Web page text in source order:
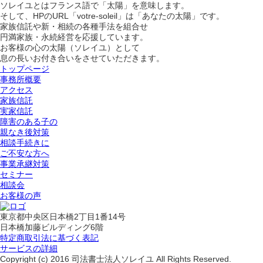
ソレイユとはフランス語で「太陽」を意味します。
そして、HPのURL「votre-soleil」は「あなたの太陽」です。
家族信託や新・相続の各種手法を組合せ
円満家族・永続経営を応援しています。
お客様の心の太陽（ソレイユ）として
息の長いお付き合いをさせていただきます。
トップページ
事務所概要
アクセス
家族信託
実家信託
障害のある子の
親なき後対策
相談手続きに
ご不安な方へ
事業承継対策
セミナー
相談会
お客様の声
東京都中央区日本橋2丁目1番14号
日本橋加藤ビルディング6階
特定商取引法に基づく表記
サービスの詳細
Copyright (c) 2016 司法書士法人ソレイユ All Rights Reserved.